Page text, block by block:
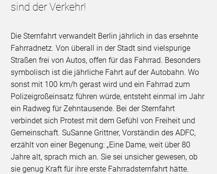
sind der Verkehr!
Die Sternfahrt verwandelt Berlin jährlich in das ersehnte
Fahrradnetz. Von überall in der Stadt sind vielspurige
Straßen frei von Autos, offen für das Fahrrad. Besonders
symbolisch ist die jährliche Fahrt auf der Autobahn. Wo
sonst mit 100 km/h gerast wird und ein Fahrrad zum
Polizeigroßeinsatz führen würde, entsteht einmal im Jahr
ein Radweg für Zehntausende. Bei der Sternfahrt
verbindet sich Protest mit dem Gefühl von Freiheit und
Gemeinschaft. SuSanne Grittner, Vorständin des ADFC,
erzählt von einer Begenung: „Eine Dame, weit über 80
Jahre alt, sprach mich an. Sie sei unsicher gewesen, ob
sie genug Kraft für ihre erste Fahrradsternfahrt hätte.